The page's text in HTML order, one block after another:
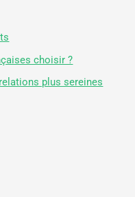
choisir ?
plus sereines